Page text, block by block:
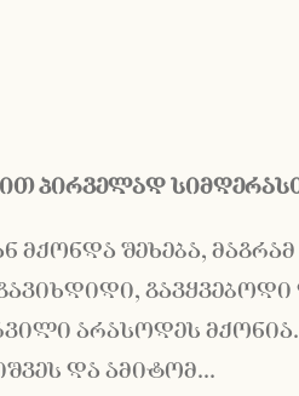
პირველად
მქონდა შეხება,
გავყვებოდი
არასოდეს
და ამიტომ...